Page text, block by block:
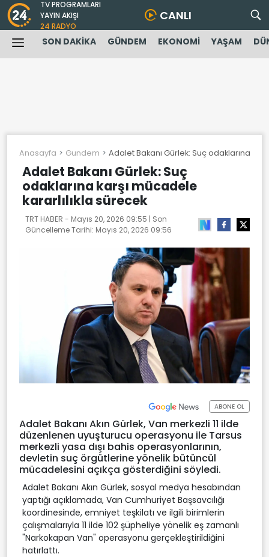
TV PROGRAMLARI
YAYIN AKIŞI
24 RADYO
CANLI
SON DAKİKA GÜNDEM EKONOMİ YAŞAM
Anasayfa Gundem Adalet Bakanı Gürlek: Suç odaklarına
Adalet Bakanı Gürlek: Suç
odaklarına karşı mücadele
kararlılıkla sürecek
TRT HABER - Mayıs 20, 2026 09:55 | Son
Güncelleme Tarihi: Mayıs 20, 2026 09:56
ABONE OL
Adalet Bakanı Akın Gürlek, Van merkezli 11 ilde
düzenlenen uyuşturucu operasyonu ile Tarsus
merkezli yasa dışı bahis operasyonlarının,
devletin suç örgütlerine yönelik bütüncül
mücadelesini açıkça gösterdiğini söyledi.
Adalet Bakanı Akın Gürlek, sosyal medya hesabından
yaptığı açıklamada, Van Cumhuriyet Başsavcılığı
koordinesinde, emniyet teşkilatı ve ilgili birimlerin
çalışmalarıyla 11 ilde 102 şüpheliye yönelik eş zamanlı
"Narkokapan Van" operasyonu gerçekleştirildiğini
hatırlattı.